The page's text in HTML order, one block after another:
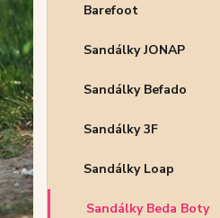
Barefoot
Sandálky JONAP
Sandálky Befado
Sandálky 3F
Sandálky Loap
Sandálky Beda Boty